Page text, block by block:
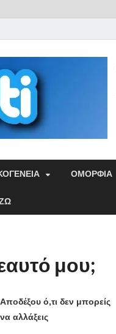
ΟΜΟΡΦΙΑ
μου;
Αποδέξου ό,τι δεν μπορείς
να αλλάξεις